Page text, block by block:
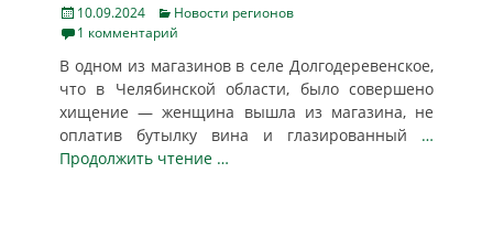
Posted
on
10.09.2024 Categories
Новости регионов
1 комментарий
В одном из магазинов в селе Долгодеревенское,
что в Челябинской области, было совершено
хищение — женщина вышла из магазина, не
оплатив бутылку вина и глазированный …
Продолжить чтение …